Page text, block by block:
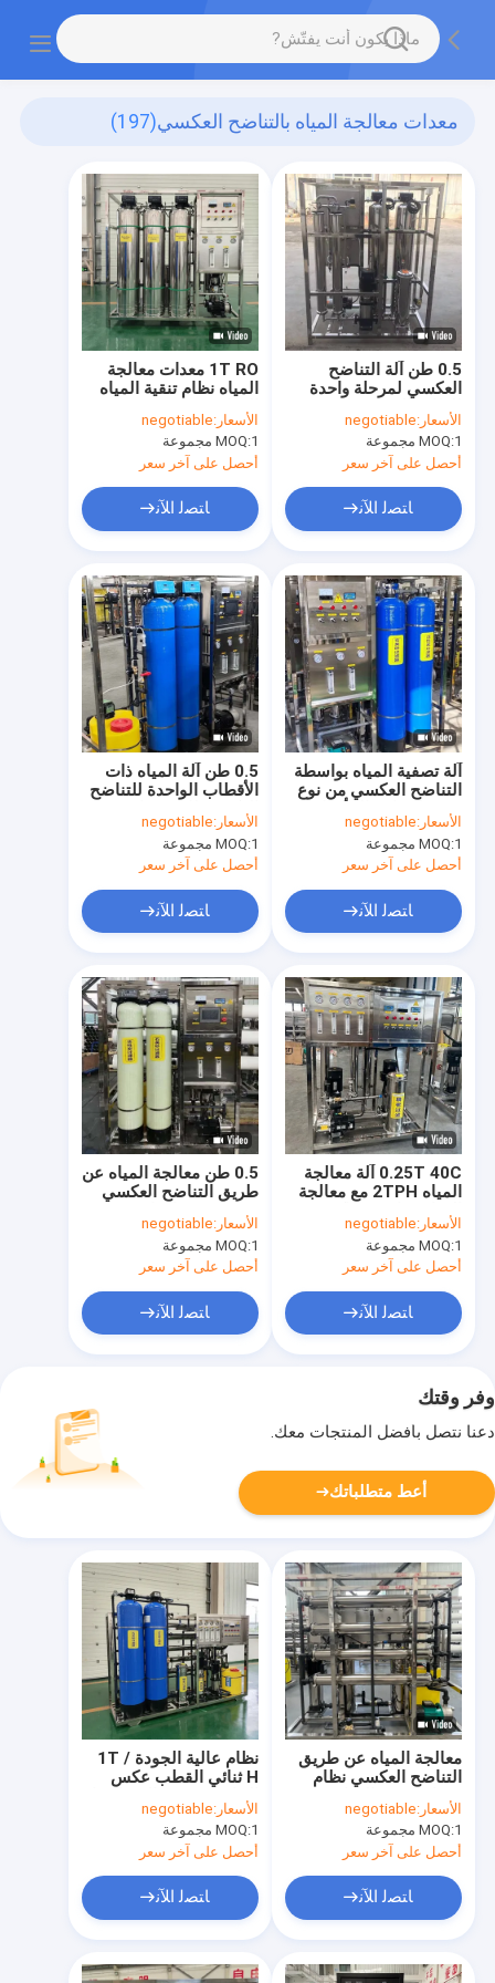
معدات معالجة المياه بالتناضح العكسي(197)
1T RO معدات معالجة
المياه نظام تنقية المياه
التجاري
الأسعار:negotiable
MOQ:1 مجموعة
أحصل على آخر سعر
ﺎﺘﺼﻟ ﺍﻶﻧ
0.5 طن آلة التناضح
العكسي لمرحلة واحدة
للطاقة الصديقة للبيئة
التناضح العكسي معالجة
المياه الصناعة
الأسعار:negotiable
MOQ:1 مجموعة
أحصل على آخر سعر
ﺎﺘﺼﻟ ﺍﻶﻧ
0.5 طن آلة المياه ذات
الأقطاب الواحدة للتناضح
العكسي للاستخدام
الصناعي توفير الطاقة
الأسعار:negotiable
MOQ:1 مجموعة
أحصل على آخر سعر
ﺎﺘﺼﻟ ﺍﻶﻧ
آلة تصفية المياه بواسطة
التناضح العكسي من نوع
والمشروبات
الأسعار:negotiable
MOQ:1 مجموعة
أحصل على آخر سعر
ﺎﺘﺼﻟ ﺍﻶﻧ
0.5 طن معالجة المياه عن
طريق التناضح العكسي
جهاز تصفية التناضح
العكسي مزدوج المرحلة
لإنتاج المياه النقية
الأسعار:negotiable
MOQ:1 مجموعة
أحصل على آخر سعر
ﺎﺘﺼﻟ ﺍﻶﻧ
0.25T 40C آلة معالجة
المياه 2TPH مع معالجة
المياه بتناضح معاكس
مرحلتين
الأسعار:negotiable
MOQ:1 مجموعة
أحصل على آخر سعر
ﺎﺘﺼﻟ ﺍﻶﻧ
وفر وقتك
دعنا نتصل بأفضل المنتجات معك.
أعط متطلباتك
نظام عالية الجودة 1T /
H ثنائي القطب عكس
للصناعة
الأسعار:negotiable
MOQ:1 مجموعة
أحصل على آخر سعر
ﺎﺘﺼﻟ ﺍﻶﻧ
معالجة المياه عن طريق
التناضح العكسي نظام
معدات تنقية المياه
المخصصة مصنع آلة تنقية
المياه
الأسعار:negotiable
MOQ:1 مجموعة
أحصل على آخر سعر
ﺎﺘﺼﻟ ﺍﻶﻧ